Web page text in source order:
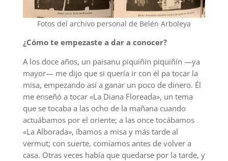
Fotos del archivo personal de Belén Arboleya
¿Cómo te empezaste a dar a conocer?
A los doce años, un paisanu piquiñín piquiñín —ya
mayor— me dijo que si quería ir con él pa tocar la
misa, empezando así a ganar un poco de dinero. Él
me enseñó a tocar «La Diana Floreada», un tema
que se tocaba a las ocho de la mañana cuando
actuábamos por el oriente; a las once tocábamos
«La Alborada», íbamos a misa y más tarde al
vermut; con suerte, comíamos antes de volver a
casa. Otras veces había que quedarse por la tarde, y